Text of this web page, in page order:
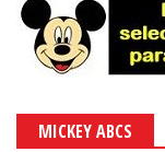
MICKEY ABCS